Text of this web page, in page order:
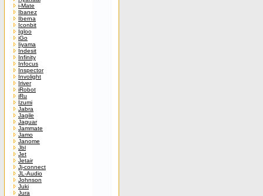
i-Mate
Ibanez
Iberna
Iconbit
Igloo
iGo
Iiyama
Indesit
Infinity
Infocus
Inspector
Involight
Iriver
iRobot
iRu
Izumi
Jabra
Jagile
Jaguar
Jammate
Jamo
Janome
Jbl
Jet
Jetair
Jj-connect
JL-Audio
Johnson
Juki
Jura